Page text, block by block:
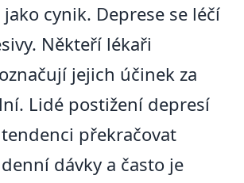
cynik. Deprese se léčí
Někteří lékaři
jejich účinek za
Lidé postižení depresí
překračovat
dávky a často je